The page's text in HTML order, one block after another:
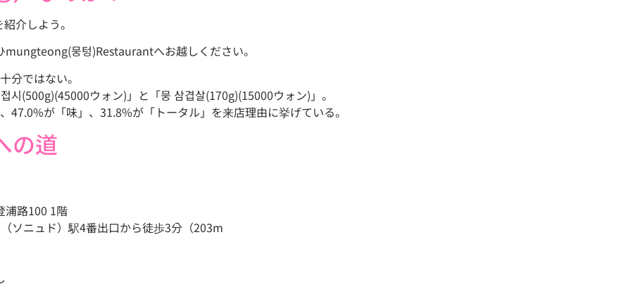
介しよう。
뭉텅)Restaurantへお越しください。
分ではない。
시(500g)(45000ウォン)」と「뭉 삼겹살(170g)(15000ウォン)」。
47.0%が「味」、31.8%が「トータル」を来店理由に挙げている。
の道
浦路100 1階
ソニュド）駅4番出口から徒歩3分（203m